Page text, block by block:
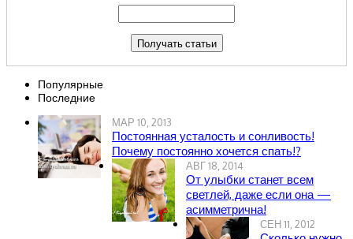
Популярные
Последние
МАР 10, 2013
Постоянная усталость и сонливость!
Почему постоянно хочется спать!?
АВГ 18, 2014
От улыбки станет всем
светлей, даже если она —
асимметрична!
СЕН 11, 2012